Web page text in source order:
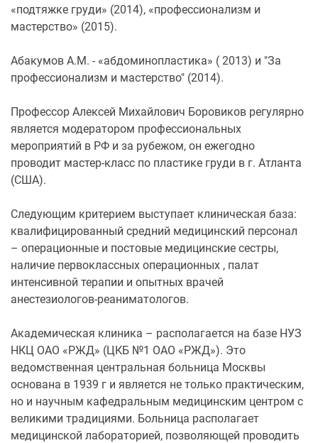
«подтяжке груди» (2014), «профессионализм и
мастерство» (2015).
Абакумов А.М. - «абдоминопластика» ( 2013) и "За
профессионализм и мастерство" (2014).
Профессор Алексей Михайлович Боровиков регулярно
является модератором профессиональных
мероприятий в РФ и за рубежом, он ежегодно
проводит мастер-класс по пластике груди в г. Атланта
(США).
Следующим критерием выступает клиническая база:
квалифицированный средний медицинский персонал
– операционные и постовые медицинские сестры,
наличие первоклассных операционных , палат
интенсивной терапии и опытных врачей
анестезиологов-реаниматологов.
Академическая клиника – располагается на базе НУЗ
НКЦ ОАО «РЖД» (ЦКБ №1 ОАО «РЖД»). Это
ведомственная центральная больница Москвы
основана в 1939 г и является не только практическим,
но и научным кафедральным медицинским центром с
великими традициями. Больница располагает
медицинской лабораторией, позволяющей проводить